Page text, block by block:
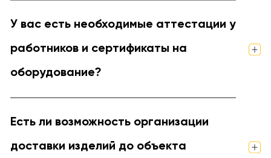
У вас есть необходимые аттестации у
работников и сертификаты на
оборудование?
Есть ли возможность организации
доставки изделий до объекта